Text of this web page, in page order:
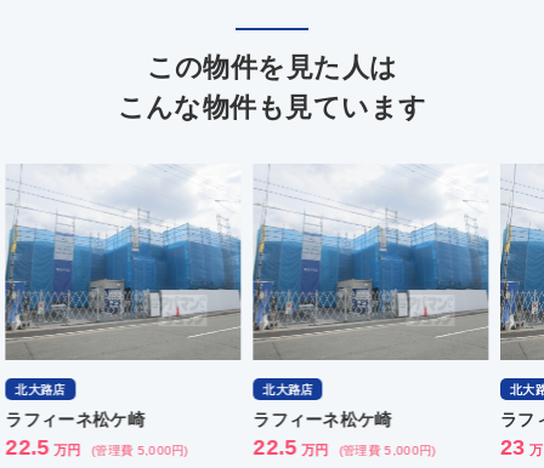
この物件を見た人は
こんな物件も見ています
北大路店
ラフィーネ松ケ崎
22.5 万円 (管理費 5,000円)
北大路店
ラフィーネ松ケ崎
23 万円 (管理費 5,000円)
北
ラ
23